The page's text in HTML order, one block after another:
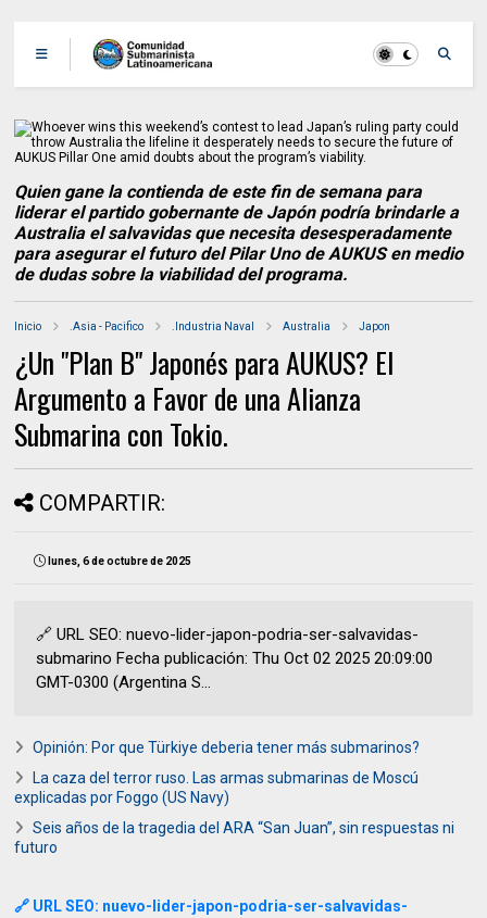
Quien gane la contienda de este fin de semana para
liderar el partido gobernante de Japón podría brindarle a
Australia el salvavidas que necesita desesperadamente
para asegurar el futuro del Pilar Uno de AUKUS en medio
de dudas sobre la viabilidad del programa.
Inicio .Asia - Pacifico .Industria Naval Australia Japon
¿Un "Plan B" Japonés para AUKUS? El
Argumento a Favor de una Alianza
Submarina con Tokio.
COMPARTIR:
lunes, 6 de octubre de 2025
🔗 URL SEO: nuevo-lider-japon-podria-ser-salvavidas-
submarino Fecha publicación: Thu Oct 02 2025 20:09:00
GMT-0300 (Argentina S...
Opinión: Por que Türkiye deberia tener más submarinos?
La caza del terror ruso. Las armas submarinas de Moscú
explicadas por Foggo (US Navy)
Seis años de la tragedia del ARA “San Juan”, sin respuestas ni
futuro
🔗 URL SEO: nuevo-lider-japon-podria-ser-salvavidas-